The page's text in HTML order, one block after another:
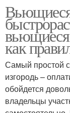
Вьющиеся
вьющиеся
как
Самый простой
изгородь –
обойдется
владельцы